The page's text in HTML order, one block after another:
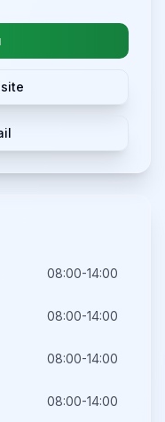
08:00-14:00
08:00-14:00
08:00-14:00
08:00-14:00